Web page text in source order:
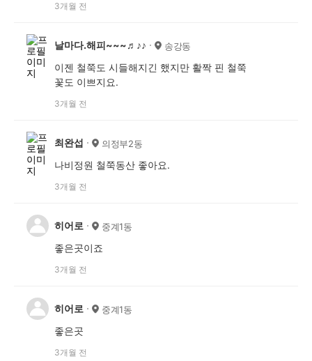
3개월 전
날마다.해피~~~♬♪♪ 송강동
이젠 철쭉도 시들해지긴 했지만 활짝 핀 철쭉
꽃도 이쁘지요.
3개월 전
최완섭 의정부2동
나비정원 철쭉동산 좋아요.
3개월 전
히어로 중계1동
좋은곳이죠
3개월 전
히어로 중계1동
좋은곳
3개월 전